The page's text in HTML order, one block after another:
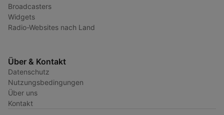
Broadcasters
Widgets
Radio-Websites nach Land
Über & Kontakt
Datenschutz
Nutzungsbedingungen
Über uns
Kontakt